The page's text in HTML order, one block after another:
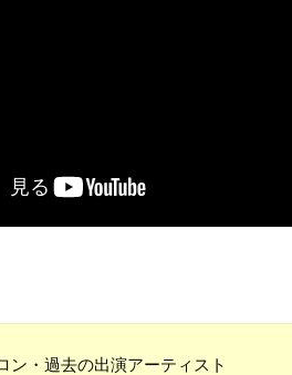
ン・過去の出演アーティスト